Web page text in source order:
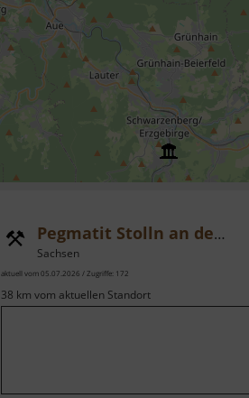
Pegmatit Stolln an der Krumbacher Fähre
Sachsen
aktuell vom 05.07.2026 / Zugriffe: 172
38 km vom aktuellen Standort